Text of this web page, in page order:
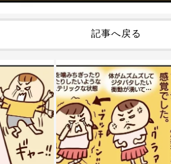
記事へ戻る